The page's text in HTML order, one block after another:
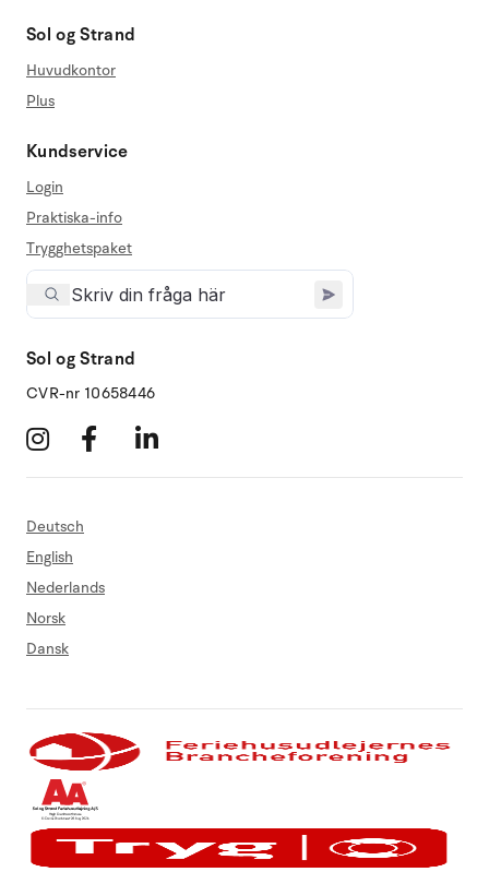
Sol og Strand
Huvudkontor
Plus
Kundservice
Login
Praktiska-info
Trygghetspaket
Sol og Strand
CVR-nr 10658446
Deutsch
English
Nederlands
Norsk
Dansk